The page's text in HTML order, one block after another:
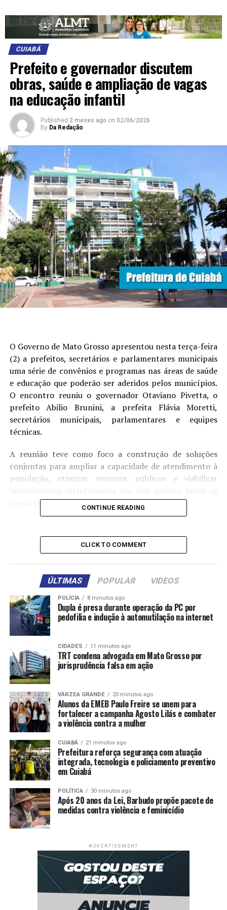
CUIABÁ
Prefeito e governador discutem
obras, saúde e ampliação de vagas
na educação infantil
Published 2 meses ago on 02/06/2026
By Da Redação
O Governo de Mato Grosso apresentou nesta terça-feira
(2) a prefeitos, secretários e parlamentares municipais
uma série de convênios e programas nas áreas de saúde
e educação que poderão ser aderidos pelos municípios.
O encontro reuniu o governador Otaviano Pivetta, o
prefeito Abilio Brunini, a prefeita Flávia Moretti,
secretários municipais, parlamentares e equipes
técnicas.
A reunião teve como foco a construção de soluções
conjuntas para ampliar a capacidade de atendimento à
população, otimizar recursos públicos e viabilizar
temas debatidos estiveram:
• a retomada de obras;
• o fortalecimento do transporte escolar;
• a reforma de unidades educacionais; e
• a ampliação de vagas na educação infantil.
Também participaram do encontro os vereadores
Coronel Dias, Michelly Alencar, Baixinha Giraldelli e
Dilemário Alencar, além de outros parlamentares
municipais.
Na área da saúde, os gestores discutiram medidas para
ampliar a cobertura da Estratégia Saúde da Família
(ESF), fortalecer o atendimento preventivo e reduzir a
demanda por serviços de média e alta complexidade. O
objetivo é garantir que o cidadão tenha acesso mais
rápido aos cuidados básicos.
A secretária municipal de Saúde de Cuiabá, Deisi de
Cássia Bocalon Maia, destacou a necessidade de investir
na prevenção como forma de enfrentar o aumento das
doenças crônicas e dos casos que acabam chegando em
situação de urgência à rede hospitalar.
“Precisamos fortalecer a atenção primária como porta
de entrada do sistema. Trabalhar prevenção e
agravamento de doenças e reduzir a pressão sobre os
hospitais”, disse.
Durante a reunião, também foram discutidas
alternativas para acelerar atendimentos especializados,
incluindo demandas reprimidas em áreas como
CONTINUE READING
CLICK TO COMMENT
ÚLTIMAS POPULAR VIDEOS
POLÍCIA 8 minutos ago
Dupla é presa durante operação da PC por
pedofilia e indução à automutilação na internet
CIDADES 11 minutos ago
TRT condena advogada em Mato Grosso por
jurisprudência falsa em ação
VÁRZEA GRANDE 20 minutos ago
Alunos da EMEB Paulo Freire se unem para
fortalecer a campanha Agosto Lilás e combater
a violência contra a mulher
CUIABÁ 21 minutos ago
Prefeitura reforça segurança com atuação
integrada, tecnologia e policiamento preventivo
em Cuiabá
POLÍTICA 30 minutos ago
Após 20 anos da Lei, Barbudo propõe pacote de
medidas contra violência e feminicídio
ADVERTISEMENT